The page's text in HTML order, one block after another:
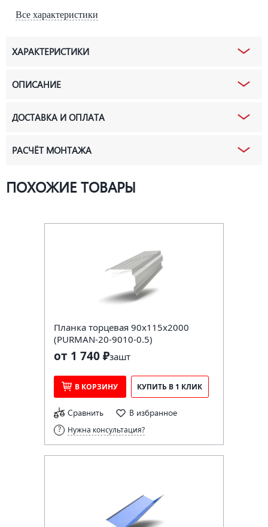
Все характеристики
ХАРАКТЕРИСТИКИ
ОПИСАНИЕ
ДОСТАВКА И ОПЛАТА
РАСЧЁТ МОНТАЖА
ПОХОЖИЕ ТОВАРЫ
Планка торцевая 90х115х2000
(PURMAN-20-9010-0.5)
от 1 740 ₽зашт
В КОРЗИНУ КУПИТЬ В 1 КЛИК
Сравнить В избранное
Нужна консультация?